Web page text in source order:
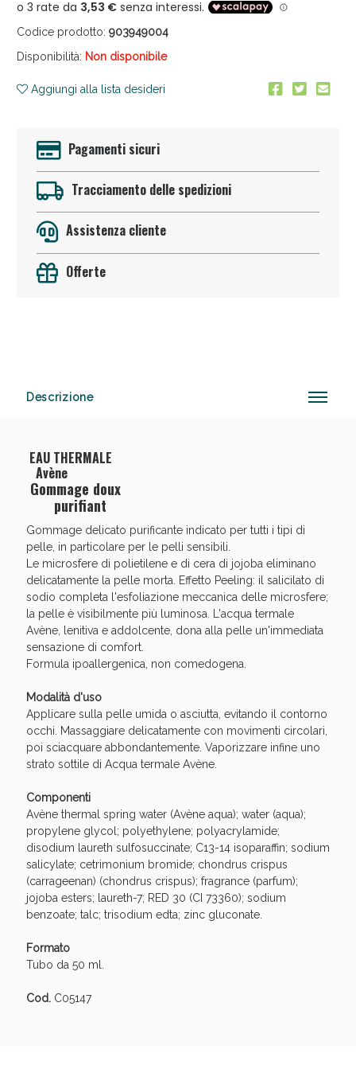
Codice prodotto: 903949004
Disponibilità: Non disponibile
Aggiungi alla lista desideri
Pagamenti sicuri
Tracciamento delle spedizioni
Assistenza cliente
Offerte
Descrizione
EAU THERMALE
Avène
Gommage doux
purifiant
Gommage delicato purificante indicato per tutti i tipi di
pelle, in particolare per le pelli sensibili.
Le microsfere di polietilene e di cera di jojoba eliminano
delicatamente la pelle morta. Effetto Peeling: il salicilato di
sodio completa l'esfoliazione meccanica delle microsfere;
la pelle è visibilmente più luminosa. L'acqua termale
Avène, lenitiva e addolcente, dona alla pelle un'immediata
sensazione di comfort.
Formula ipoallergenica, non comedogena.
Modalità d'uso
Applicare sulla pelle umida o asciutta, evitando il contorno
occhi. Massaggiare delicatamente con movimenti circolari,
poi sciacquare abbondantemente. Vaporizzare infine uno
strato sottile di Acqua termale Avène.
Componenti
Avène thermal spring water (Avène aqua); water (aqua);
propylene glycol; polyethylene; polyacrylamide;
disodium laureth sulfosuccinate; C13-14 isoparaffin; sodium
salicylate; cetrimonium bromide; chondrus crispus
(carrageenan) (chondrus crispus); fragrance (parfum);
jojoba esters; laureth-7; RED 30 (CI 73360); sodium
benzoate; talc; trisodium edta; zinc gluconate.
Formato
Tubo da 50 ml.
Cod.C05147
Anticellulite e Fanghi: Sconto fino al 40% valido
Sconto fino al 55% disponibile oggi!
Vie Urinarie e Prostata: Sconti fino al 45% oggi!